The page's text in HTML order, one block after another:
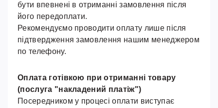
бути впевнені в отриманні замовлення після
його передоплати.
Рекомендуємо проводити оплату лише після
підтвердження замовлення нашим менеджером
по телефону.
Оплата готівкою при отриманні товару
(послуга "накладений платіж")
Посередником у процесі оплати виступає